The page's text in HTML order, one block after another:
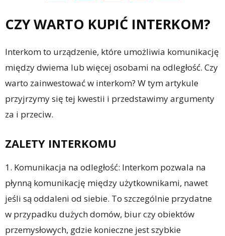
CZY WARTO KUPIĆ INTERKOM?
Interkom to urządzenie, które umożliwia komunikację
między dwiema lub więcej osobami na odległość. Czy
warto zainwestować w interkom? W tym artykule
przyjrzymy się tej kwestii i przedstawimy argumenty
za i przeciw.
ZALETY INTERKOMU
1. Komunikacja na odległość: Interkom pozwala na
płynną komunikację między użytkownikami, nawet
jeśli są oddaleni od siebie. To szczególnie przydatne
w przypadku dużych domów, biur czy obiektów
przemysłowych, gdzie konieczne jest szybkie